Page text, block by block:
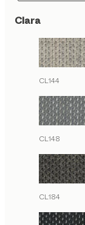
Clara
CL144
CL148
CL184